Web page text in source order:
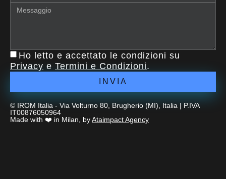
Ho letto e accettato le condizioni su
Privacy e Termini e Condizioni.
INVIA
© IROM Italia - Via Volturno 80, Brugherio (MI), Italia | P.IVA
IT00876050964
Made with ❤️ in Milan, byAtaimpact Agency